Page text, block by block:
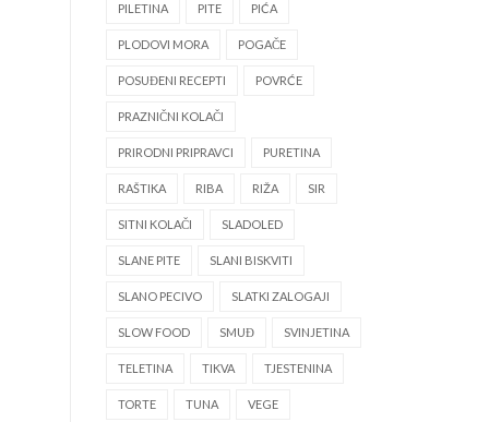
PILETINA PITE PIĆA
PLODOVI MORA POGAČE
POSUĐENI RECEPTI POVRĆE
PRAZNIČNI KOLAČI
PRIRODNI PRIPRAVCI PURETINA
RAŠTIKA RIBA RIŽA SIR
SITNI KOLAČI SLADOLED
SLANE PITE SLANI BISKVITI
SLANO PECIVO SLATKI ZALOGAJI
SLOW FOOD SMUĐ SVINJETINA
TELETINA TIKVA TJESTENINA
TORTE TUNA VEGE